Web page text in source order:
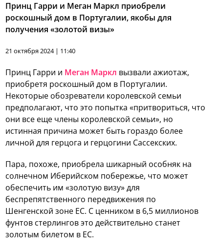
Принц Гарри и Меган Маркл приобрели
роскошный дом в Португалии, якобы для
получения «золотой визы»
21 октября 2024 | 11:40
Принц Гарри и Меган Маркл вызвали ажиотаж,
приобретя роскошный дом в Португалии.
Некоторые обозреватели королевской семьи
предполагают, что это попытка «притвориться, что
они все еще члены королевской семьи», но
истинная причина может быть гораздо более
личной для герцога и герцогини Сассекских.
Пара, похоже, приобрела шикарный особняк на
солнечном Иберийском побережье, что может
обеспечить им «золотую визу» для
беспрепятственного передвижения по
Шенгенской зоне ЕС. С ценником в 6,5 миллионов
фунтов стерлингов это действительно станет
золотым билетом в ЕС.